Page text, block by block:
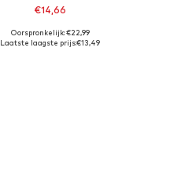
€14,66
Beschikbare maten: M
Oorspronkelijk: €22,99
Laatste laagste prijs:€13,49